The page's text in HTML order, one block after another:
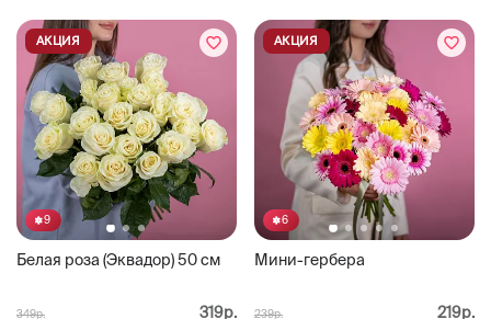
9
Белая роза (Эквадор) 50 см
АКЦИЯ
349р. 319р.
6
Мини-гербера
АКЦИЯ
239р. 219р.